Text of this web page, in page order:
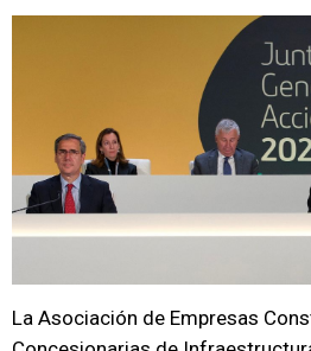
La Asociación de Empresas